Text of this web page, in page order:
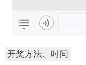
开奖方法、时间